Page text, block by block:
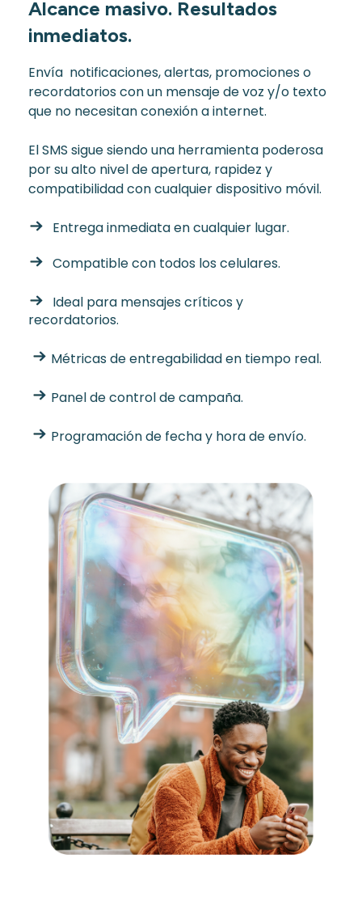
Alcance masivo. Resultados
inmediatos.
Envía notificaciones, alertas, promociones o
recordatorios con un mensaje de voz y/o texto
que no necesitan conexión a internet.
El SMS sigue siendo una herramienta poderosa
por su alto nivel de apertura, rapidez y
compatibilidad con cualquier dispositivo móvil.
Entrega inmediata en cualquier lugar.
Compatible con todos los celulares.
Ideal para mensajes críticos y
recordatorios.
Métricas de entregabilidad en tiempo real.
Panel de control de campaña.
Programación de fecha y hora de envío.